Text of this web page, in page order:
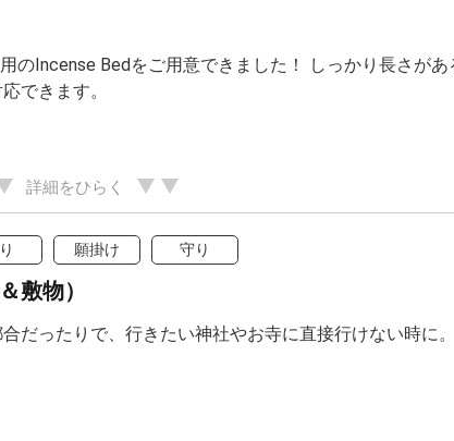
のIncense Bedをご用意できました！ しっかり長さが
できます。
詳細をひらく
願掛け 守り
敷物）
だったりで、行きたい神社やお寺に直接行けない時に